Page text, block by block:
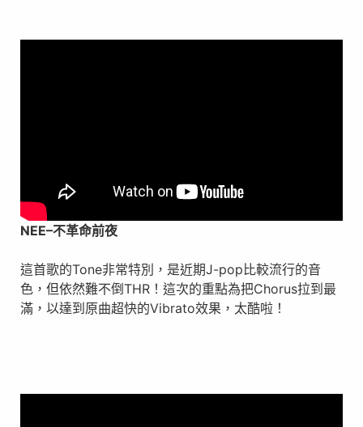
NEE–不革命前夜
這首歌的Tone非常特別，是近期J-pop比較流行的音
色，但依然難不倒THR！這次的重點為把Chorus拉到最
滿，以達到原曲超快的Vibrato效果，太酷啦！